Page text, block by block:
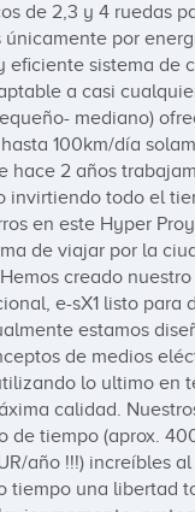
de 2,3 y 4 ruedas
por
eficiente sistema de
a casi
mediano)
100km/día
hace 2 años
invirtiendo todo el
en este Hyper
de viajar por la
creado
e-sX1 listo para
estamos
de medios
lo ultimo en
calidad.
de tiempo (aprox.
año !!!) increíbles al
tiempo una libertad